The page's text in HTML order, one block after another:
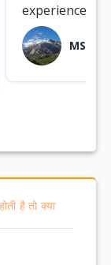
experience!
MSPL
है तो क्या